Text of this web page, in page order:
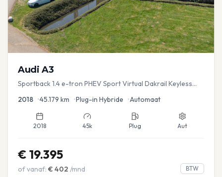
Audi A3
Sportback 1.4 e-tron PHEV Sport Virtual Dakrail Keyless
2018 •45.179 km •Plug-in Hybride •Automaat
2018 45k Plug Aut
€ 19.395
of vanaf: € 402 /mnd BTW